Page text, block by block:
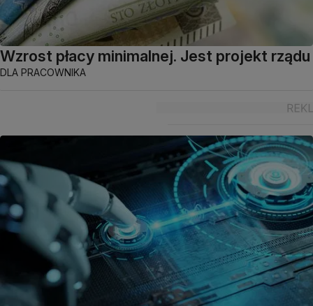
Wzrost płacy minimalnej. Jest projekt rządu
DLA PRACOWNIKA